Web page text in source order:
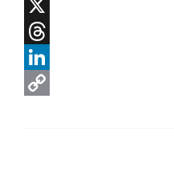
Facebook
X
Threads
LinkedIn